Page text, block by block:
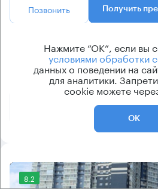
Позвонить Получить
Предложения по аренде
Площадь Арендная
1 610
8.2
Нажмите “ОК”, если вы
условиями обработки
данных о поведении на
для аналитики.
cookie можете
ОК